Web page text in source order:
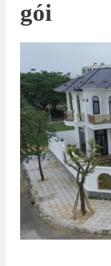
gói